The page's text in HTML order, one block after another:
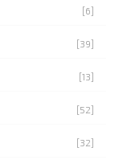
[6]
[39]
[13]
[52]
[32]